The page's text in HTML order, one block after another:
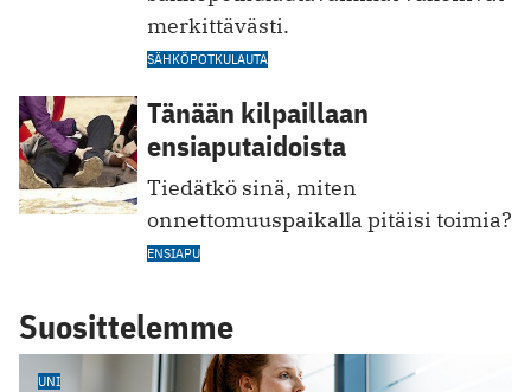
merkittävästi.
SÄHKÖPOTKULAUTA
Tänään kilpaillaan
ensiaputaidoista
Tiedätkö sinä, miten
onnettomuuspaikalla pitäisi toimia?
ENSIAPU
Suosittelemme
UNI